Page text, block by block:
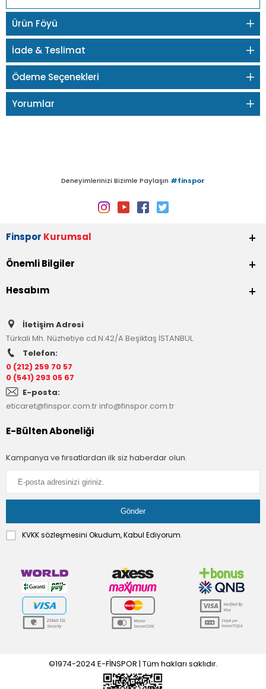
Ürün Föyü
İade & Teslimat
Ödeme Seçenekleri
Yorumlar
Deneyimlerinizi Bizimle Paylaşın #finspor
Finspor Kurumsal
Önemli Bilgiler
Hesabım
İletişim Adresi
Türkali Mh. Nüzhetiye cd.N:42/A Beşiktaş İSTANBUL
Telefon:
0 (212) 259 70 57
0 (541) 293 05 67
E-posta:
eticaret@finspor.com.trinfo@finspor.com.tr
E-Bülten Aboneliği
Kampanya ve fırsatlardan ilk siz haberdar olun.
KVKK sözleşmesini Okudum, Kabul Ediyorum.
©1974-2024 E-FİNSPOR | Tüm hakları saklıdır.